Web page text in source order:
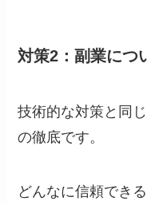
対策2：副業につ
技術的な対策と同
の徹底です。
どんなに信頼でき